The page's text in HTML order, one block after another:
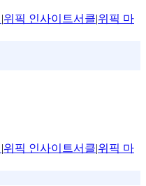
|위픽 인사이트서클|위픽 마
|위픽 인사이트서클|위픽 마